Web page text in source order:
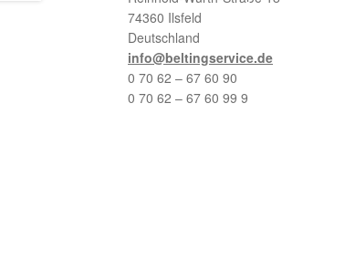
74360 Ilsfeld
Deutschland
info@beltingservice.de
0 70 62 – 67 60 90
0 70 62 – 67 60 99 9